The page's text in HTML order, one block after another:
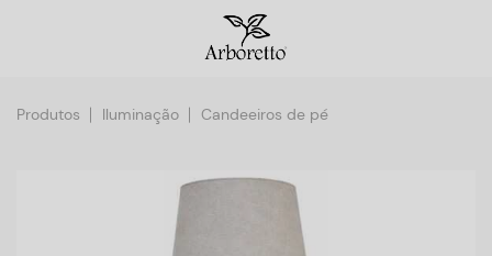
Produtos Iluminação Candeeiros de pé